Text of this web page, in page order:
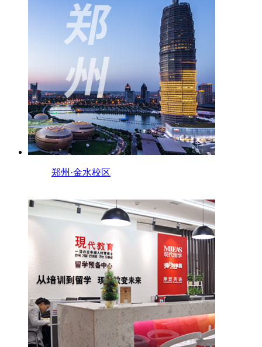
郑州·金水校区